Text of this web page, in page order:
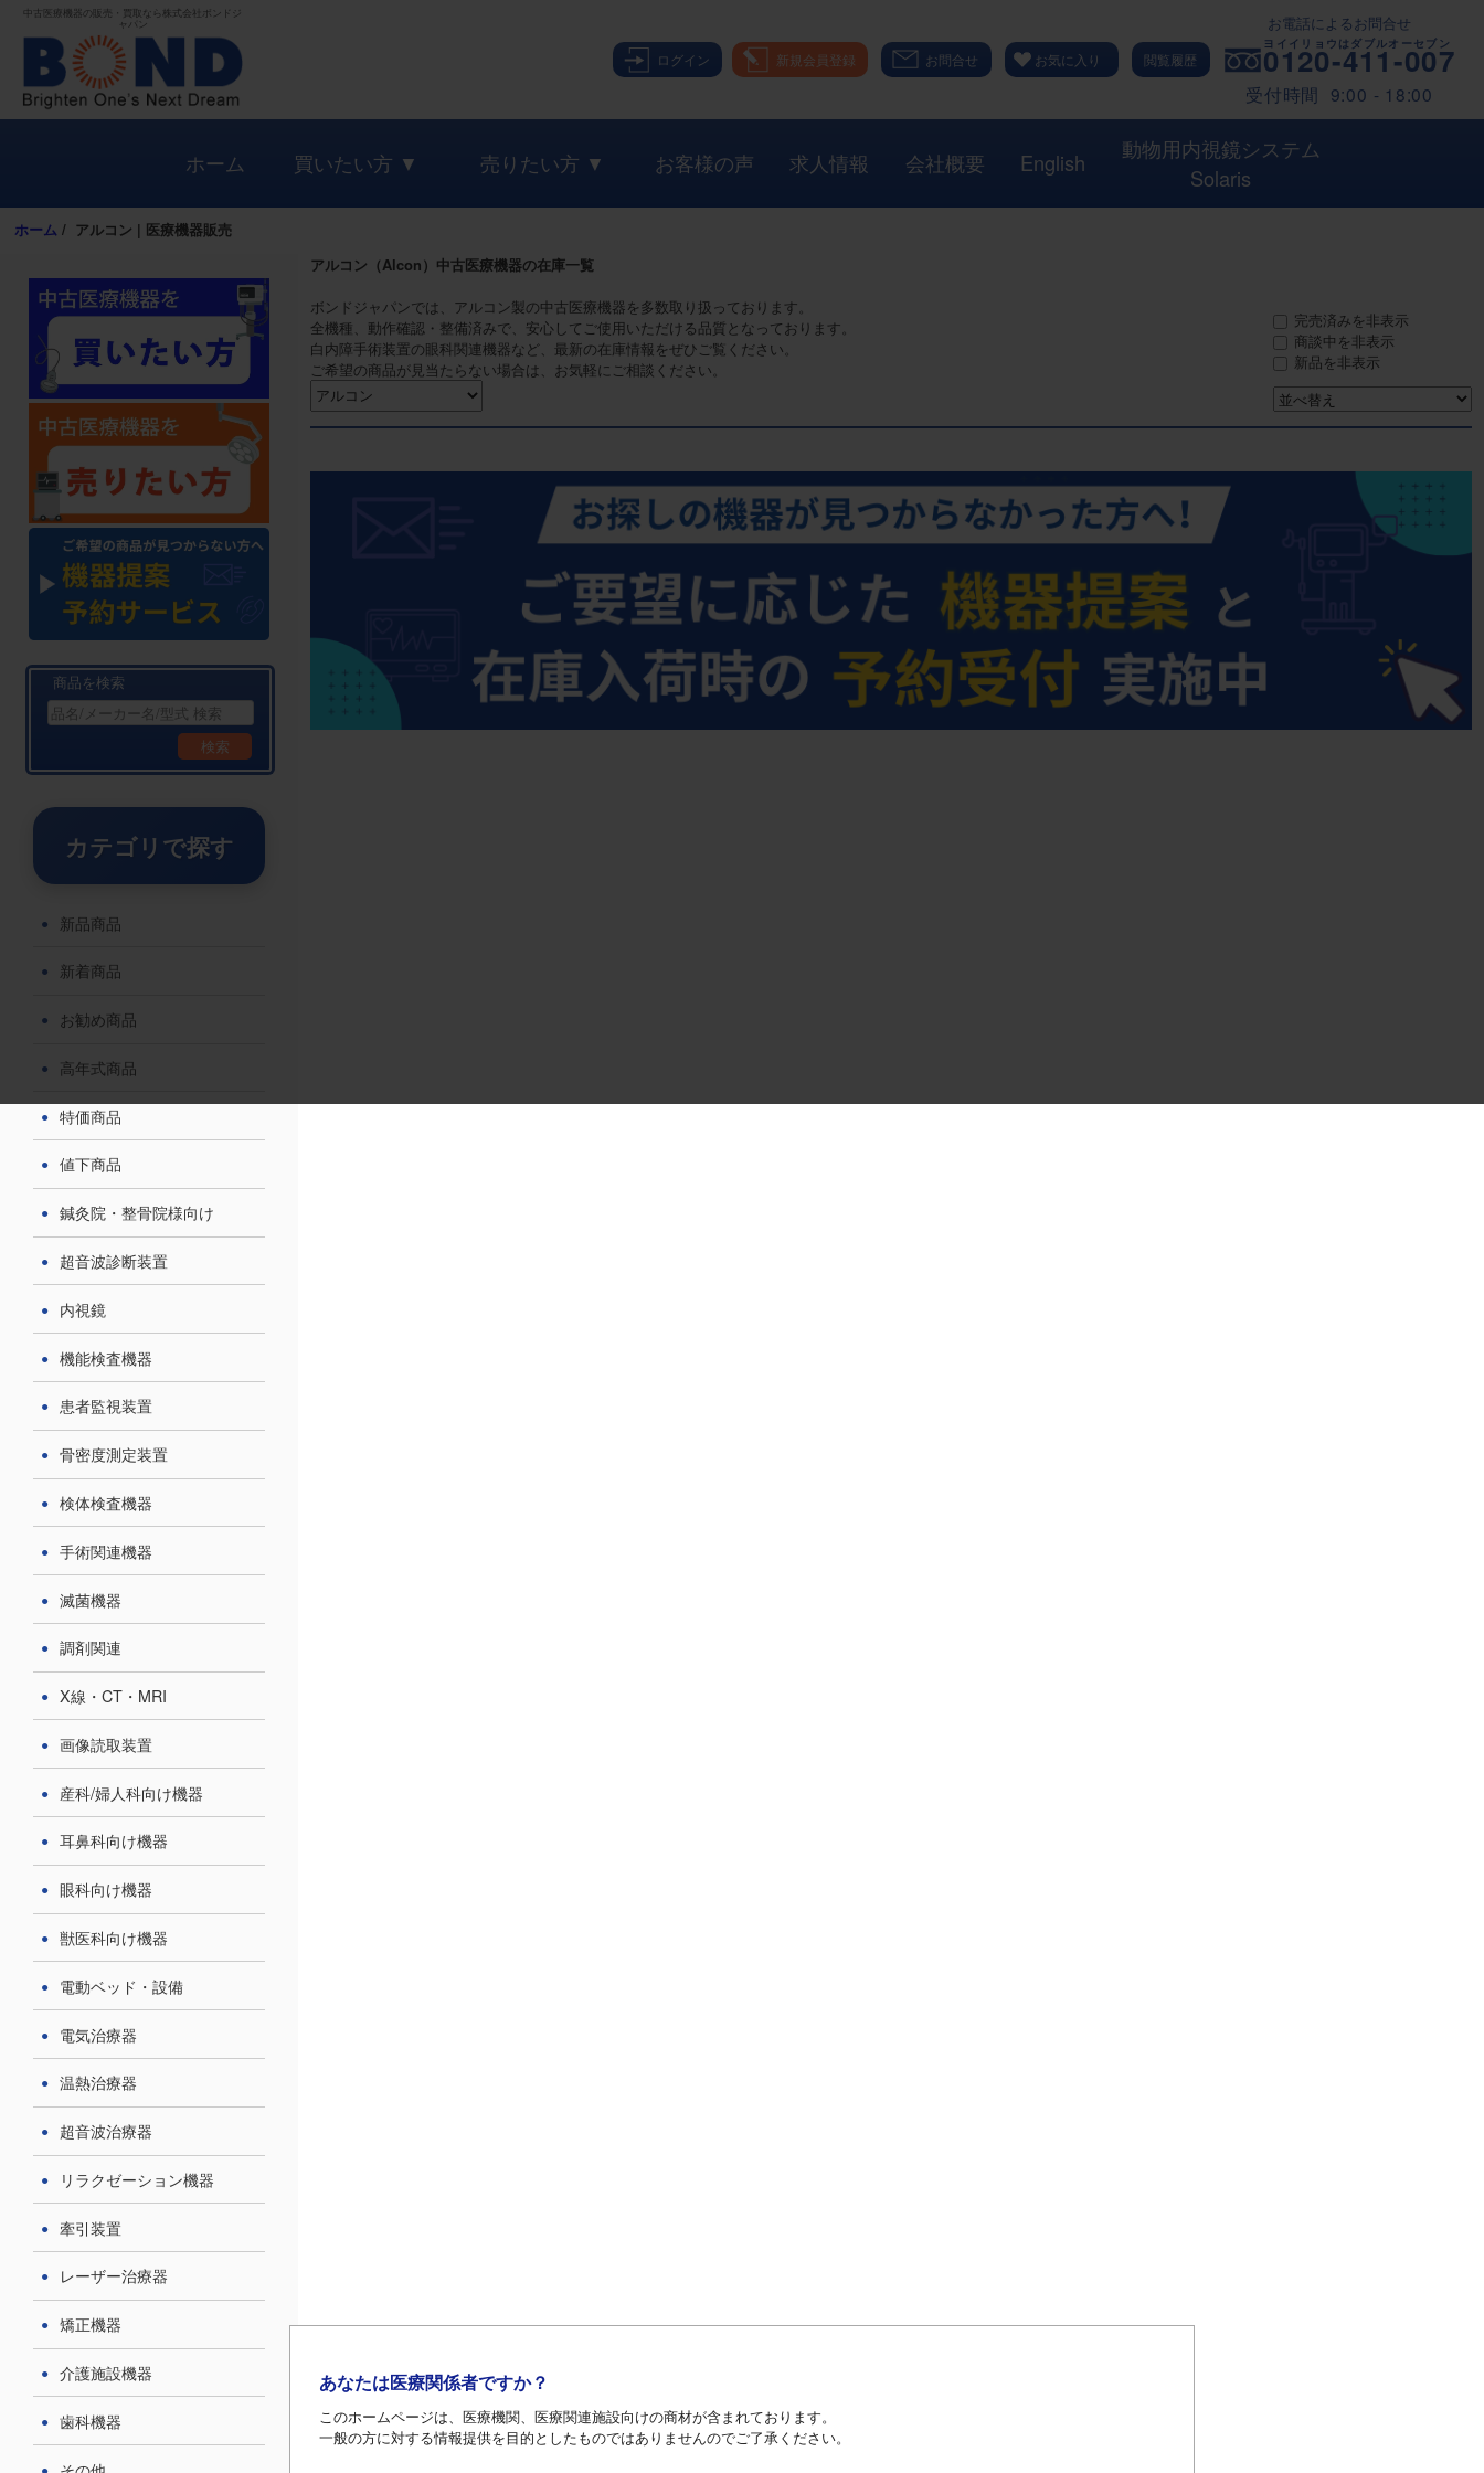
あなたは医療関係者ですか？
このホームページは、医療機関、医療関連施設向けの商材が含まれております。
一般の方に対する情報提供を目的としたものではありませんのでご了承ください。
中古医療機器の販売・買取なら株式会社ボンドジ
ャパン
ログイン 新規会員登録 お問合せ お気に入り 閲覧履歴
お電話によるお問合せ
0120-411-007
受付時間 9:00 - 18:00
ホーム 買いたい方 ▼ 売りたい方 ▼ お客様の声 求人情報 会社概要 English
動物用内視鏡システム
Solaris
ホーム / アルコン | 医療機器販売
アルコン（Alcon）中古医療機器の在庫一覧
ボンドジャパンでは、アルコン製の中古医療機器を多数取り扱っております。
全機種、動作確認・整備済みで、安心してご使用いただける品質となっております。
白内障手術装置の眼科関連機器など、最新の在庫情報をぜひご覧ください。
ご希望の商品が見当たらない場合は、お気軽にご相談ください。
完売済みを非表示
商談中を非表示
新品を非表示
商品を検索
検索
カテゴリで探す
新品商品
新着商品
お勧め商品
高年式商品
特価商品
値下商品
鍼灸院・整骨院様向け
超音波診断装置
内視鏡
機能検査機器
患者監視装置
骨密度測定装置
検体検査機器
手術関連機器
滅菌機器
調剤関連
X線・CT・MRI
画像読取装置
産科/婦人科向け機器
耳鼻科向け機器
眼科向け機器
獣医科向け機器
電動ベッド・設備
電気治療器
温熱治療器
超音波治療器
リラクゼーション機器
牽引装置
レーザー治療器
矯正機器
介護施設機器
歯科機器